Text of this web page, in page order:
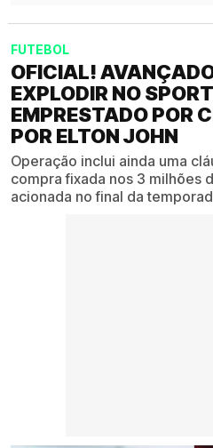
FUTEBOL
OFICIAL!
EXPLODIR NO
EMPRESTADO POR
POR ELTON JOHN
Operação inclui ainda uma
compra fixada nos 3 milhões
acionada no final da